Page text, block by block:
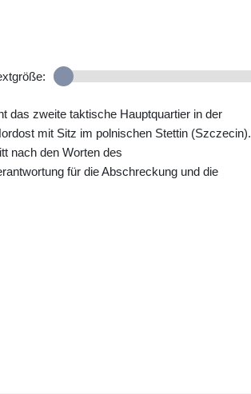
das zweite taktische Hauptquartier in der
mit Sitz im polnischen Stettin (Szczecin).
nach den Worten des
für die Abschreckung und die